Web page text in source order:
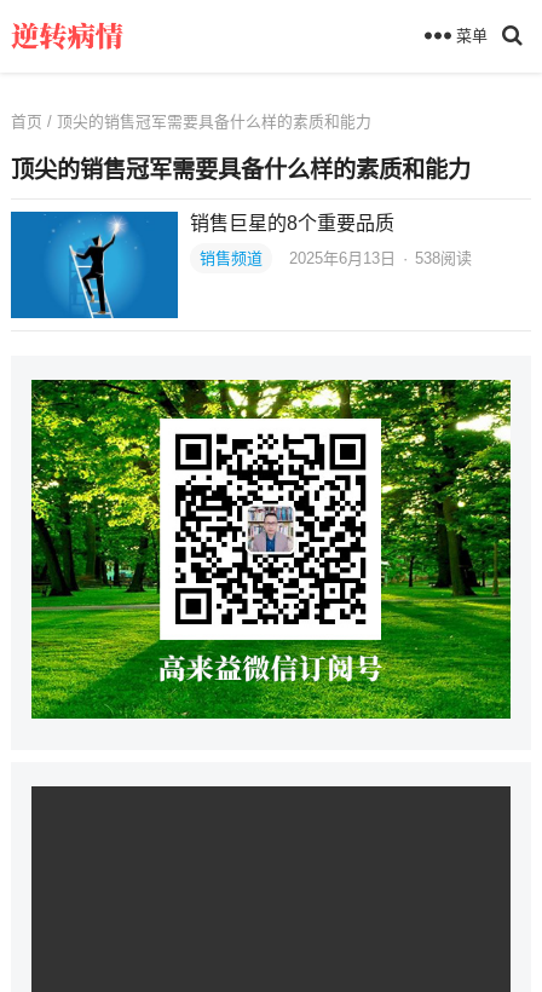
菜单
首页 / 顶尖的销售冠军需要具备什么样的素质和能力
顶尖的销售冠军需要具备什么样的素质和能力
销售巨星的8个重要品质
销售频道 2025年6月13日 · 538阅读